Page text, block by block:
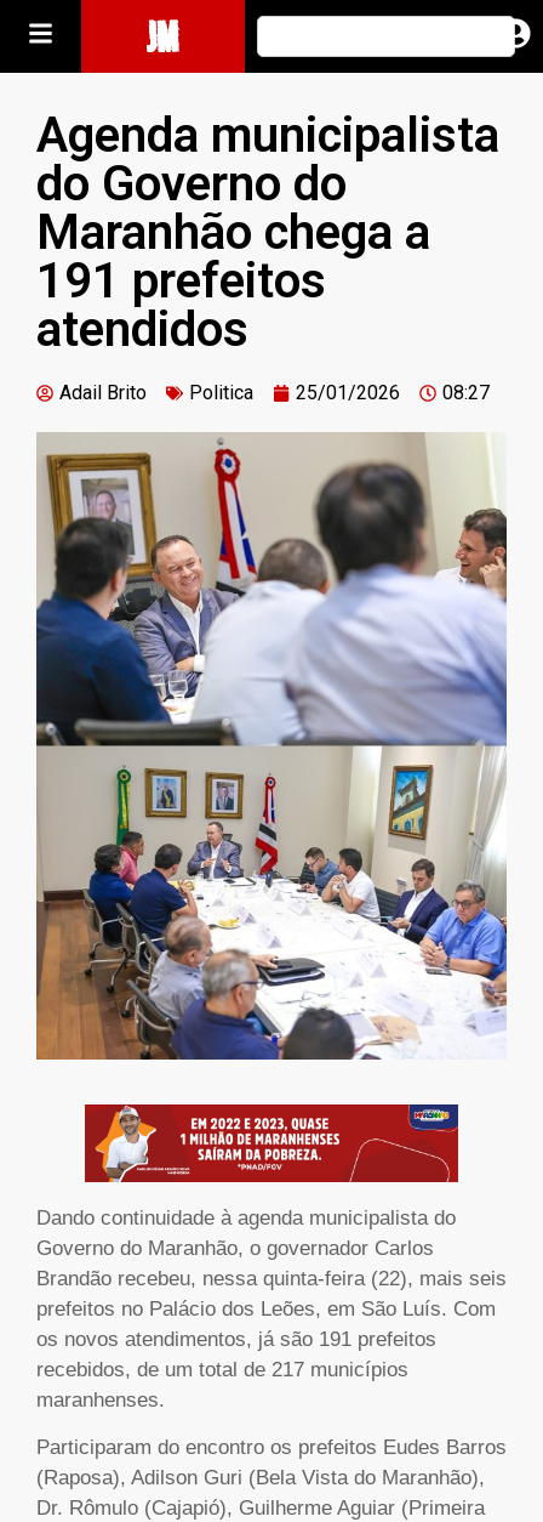
JM
Agenda municipalista
do Governo do
Maranhão chega a
191 prefeitos
atendidos
Adail Brito Politica 25/01/2026 08:27
Dando continuidade à agenda municipalista do
Governo do Maranhão, o governador Carlos
Brandão recebeu, nessa quinta-feira (22), mais seis
prefeitos no Palácio dos Leões, em São Luís. Com
os novos atendimentos, já são 191 prefeitos
recebidos, de um total de 217 municípios
maranhenses.
Participaram do encontro os prefeitos Eudes Barros
(Raposa), Adilson Guri (Bela Vista do Maranhão),
Dr. Rômulo (Cajapió), Guilherme Aguiar (Primeira